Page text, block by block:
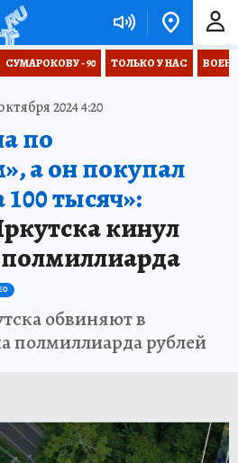
СУМАРОКОВУ - 90 ТОЛЬКО У НАС
2024 4:20
по
а он покупал
тысяч»:
кинул
обвиняют в
полмиллиарда рублей